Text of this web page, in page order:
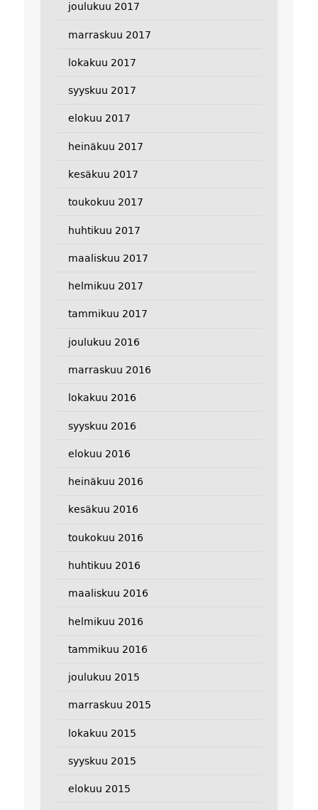
joulukuu 2017
marraskuu 2017
lokakuu 2017
syyskuu 2017
elokuu 2017
heinäkuu 2017
kesäkuu 2017
toukokuu 2017
huhtikuu 2017
maaliskuu 2017
helmikuu 2017
tammikuu 2017
joulukuu 2016
marraskuu 2016
lokakuu 2016
syyskuu 2016
elokuu 2016
heinäkuu 2016
kesäkuu 2016
toukokuu 2016
huhtikuu 2016
maaliskuu 2016
helmikuu 2016
tammikuu 2016
joulukuu 2015
marraskuu 2015
lokakuu 2015
syyskuu 2015
elokuu 2015